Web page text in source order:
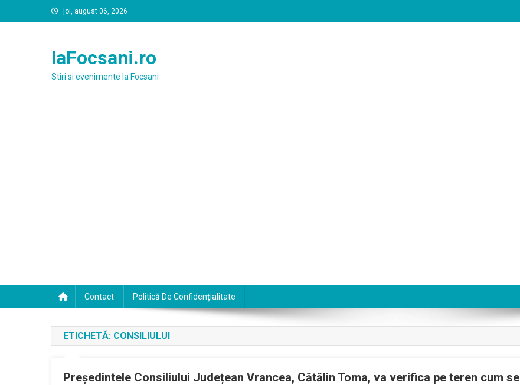
to
joi, august 06, 2026
laFocsani.ro
Stiri si evenimente la Focsani
Contact Politică De Confidențialitate
ETICHETĂ: CONSILIULUI
Președintele Consiliului Județean Vrancea, Cătălin Toma, va verifica pe teren cum se